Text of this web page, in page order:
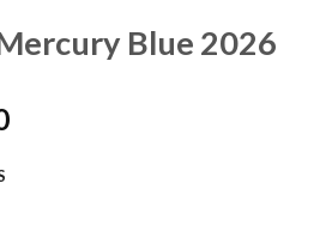
Blue 2026